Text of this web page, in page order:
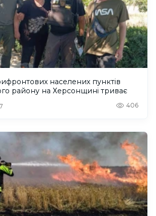
населених пунктів
району на Херсонщині триває
406